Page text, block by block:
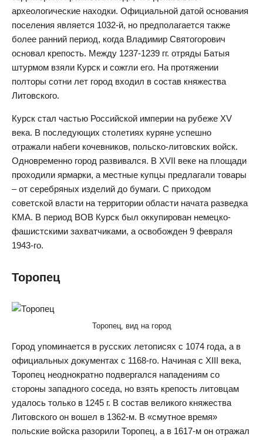
археологические находки. Официальной датой основания
поселения является 1032-й, но предполагается также
более ранний период, когда Владимир Святогорович
основал крепость. Между 1237-1239 гг. отряды Батыя
штурмом взяли Курск и сожгли его. На протяжении
полторы сотни лет город входил в состав княжества
Литовского.
Курск стал частью Российской империи на рубеже XV
века. В последующих столетиях куряне успешно
отражали набеги кочевников, польско-литовских войск.
Одновременно город развивался. В XVII веке на площади
проходили ярмарки, а местные купцы предлагали товары
– от серебряных изделий до бумаги. С приходом
советской власти на территории области начата разведка
КМА. В период ВОВ Курск был оккупирован немецко-
фашистскими захватчиками, а освобожден 9 февраля
1943-го.
Торопец
Торопец, вид на город
Город упоминается в русских летописях с 1074 года, а в
официальных документах с 1168-го. Начиная с XIII века,
Торопец неоднократно подвергался нападениям со
стороны западного соседа, но взять крепость литовцам
удалось только в 1245 г. В состав великого княжества
Литовского он вошел в 1362-м. В «смутное время»
польские войска разорили Торопец, а в 1617-м он отражал